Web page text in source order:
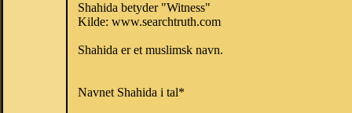
Shahida betyder "Witness"
Kilde: www.searchtruth.com
Shahida er et muslimsk navn.
Navnet Shahida i tal*